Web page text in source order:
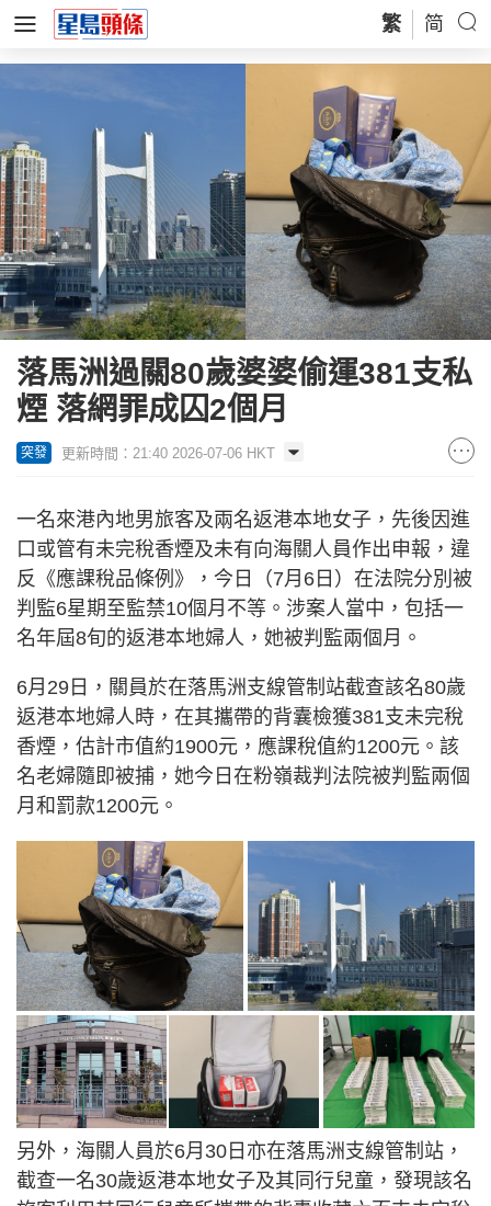
繁 简
落馬洲過關80歲婆婆偷運381支私
煙 落網罪成囚2個月
突發 更新時間：21:40 2026-07-06 HKT
一名來港內地男旅客及兩名返港本地女子，先後因進
口或管有未完稅香煙及未有向海關人員作出申報，違
反《應課稅品條例》，今日（7月6日）在法院分別被
判監6星期至監禁10個月不等。涉案人當中，包括一
名年屆8旬的返港本地婦人，她被判監兩個月。
6月29日，關員於在落馬洲支線管制站截查該名80歲
返港本地婦人時，在其攜帶的背囊檢獲381支未完稅
香煙，估計市值約1900元，應課稅值約1200元。該
名老婦隨即被捕，她今日在粉嶺裁判法院被判監兩個
月和罰款1200元。
另外，海關人員於6月30日亦在落馬洲支線管制站，
截查一名30歲返港本地女子及其同行兒童，發現該名